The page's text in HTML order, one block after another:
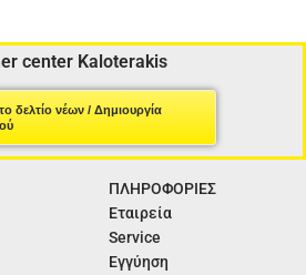
center Kaloterakis
δελτίο νέων / Δημιουργία
ΠΛΗΡΟΦΟΡΙΕΣ
Εταιρεία
Service
Εγγύηση